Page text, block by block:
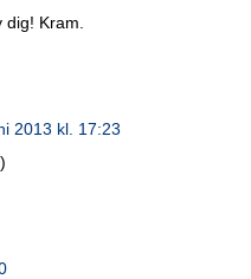
Kram.
2013 kl. 17:23